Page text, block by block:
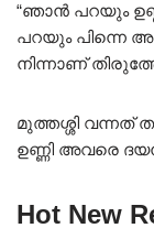
“ഞാൻ പറയും
പറയും പിന്നെ
നിന്നാണ്
മുത്തശ്ശി വന്നത്
ഉണ്ണി അവരെ
Hot New